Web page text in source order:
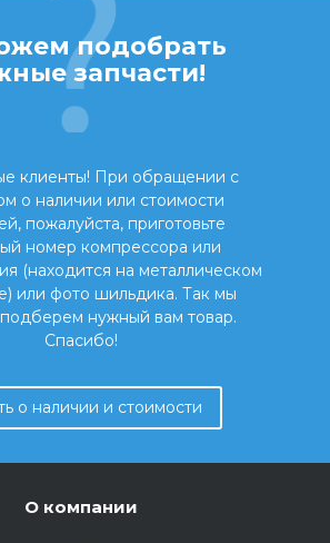
подобрать
запчасти!
клиенты! При обращении с
о наличии или стоимости
пожалуйста, приготовьте
номер компрессора или
(находится на металлическом
или фото шильдика. Так мы
нужный вам товар.
Спасибо!
о наличии и стоимости
О компании